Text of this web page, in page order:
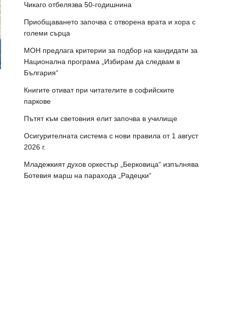
Чикаго отбелязва 50-годишнина
Приобщаването започва с отворена врата и хора с
големи сърца
МОН предлага критерии за подбор на кандидати за
Национална програма „Избирам да следвам в
България“
Книгите отиват при читателите в софийските
паркове
Пътят към световния елит започва в училище
Осигурителната система с нови правила от 1 август
2026 г.
Младежкият духов оркестър „Берковица“ изпълнява
Ботевия марш на парахода „Радецки“